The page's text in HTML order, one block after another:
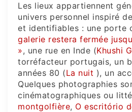
Les lieux appartiennent
univers personnel inspiré
et identifiables : une porte
galerie restera fermée
», une rue en Inde (Khushi
torréfacteur portugais, un
années 80 (La nuit ), un
Quelques photographies
cinématographiques ou
montgolfière, O escritório